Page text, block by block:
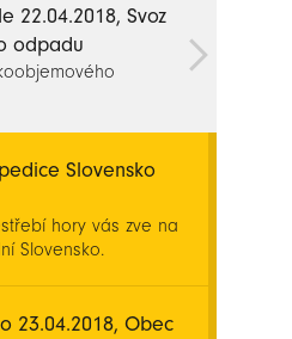
22.04.2018, Svoz
odpadu
Slovensko
hory vás zve na
Slovensko.
23.04.2018, Obec